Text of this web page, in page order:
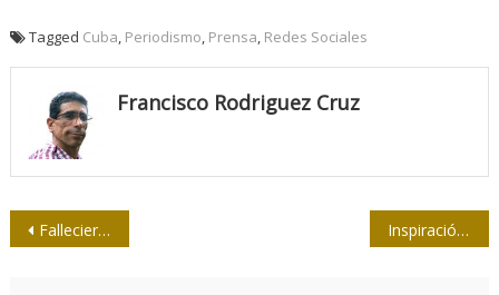
Tagged Cuba Periodismo Prensa Redes Sociales
Francisco Rodriguez Cruz
Navegación
Fallecieron 67 comunicadores a nivel mundial durante 2022 Inspiración